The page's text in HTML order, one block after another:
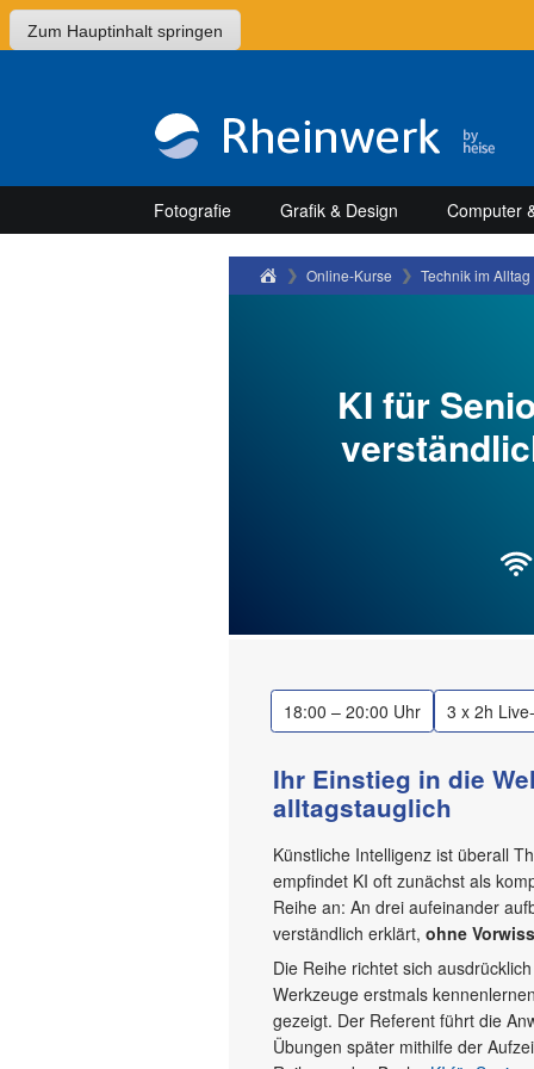
Zum Hauptinhalt springen
Fotografie Grafik & Design Computer
Rheinwerk Verlag
Online-Kurse Technik im Alltag
KI für
18:00 – 20:00 Uhr 3 x 2h
Ihr Einstieg in die
alltagstauglich
Künstliche Intelligenz ist überall
empfindet KI oft zunächst als
Reihe an: An drei aufeinander
verständlich erklärt, ohne
Die Reihe richtet sich
Werkzeuge erstmals
gezeigt. Der Referent führt die
Übungen später mithilfe der